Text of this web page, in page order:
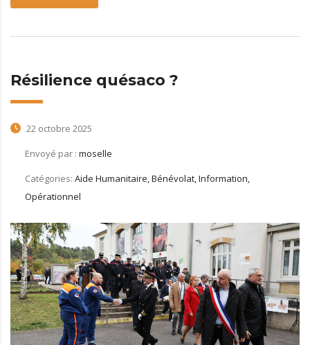
Résilience quésaco ?
22 octobre 2025
Envoyé par : moselle
Catégories: Aide Humanitaire, Bénévolat, Information,
Opérationnel